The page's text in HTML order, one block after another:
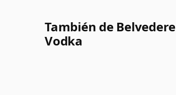
También de Belvedere
Vodka